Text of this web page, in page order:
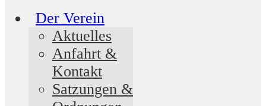
Der Verein
Aktuelles
Anfahrt &
Kontakt
Satzungen &